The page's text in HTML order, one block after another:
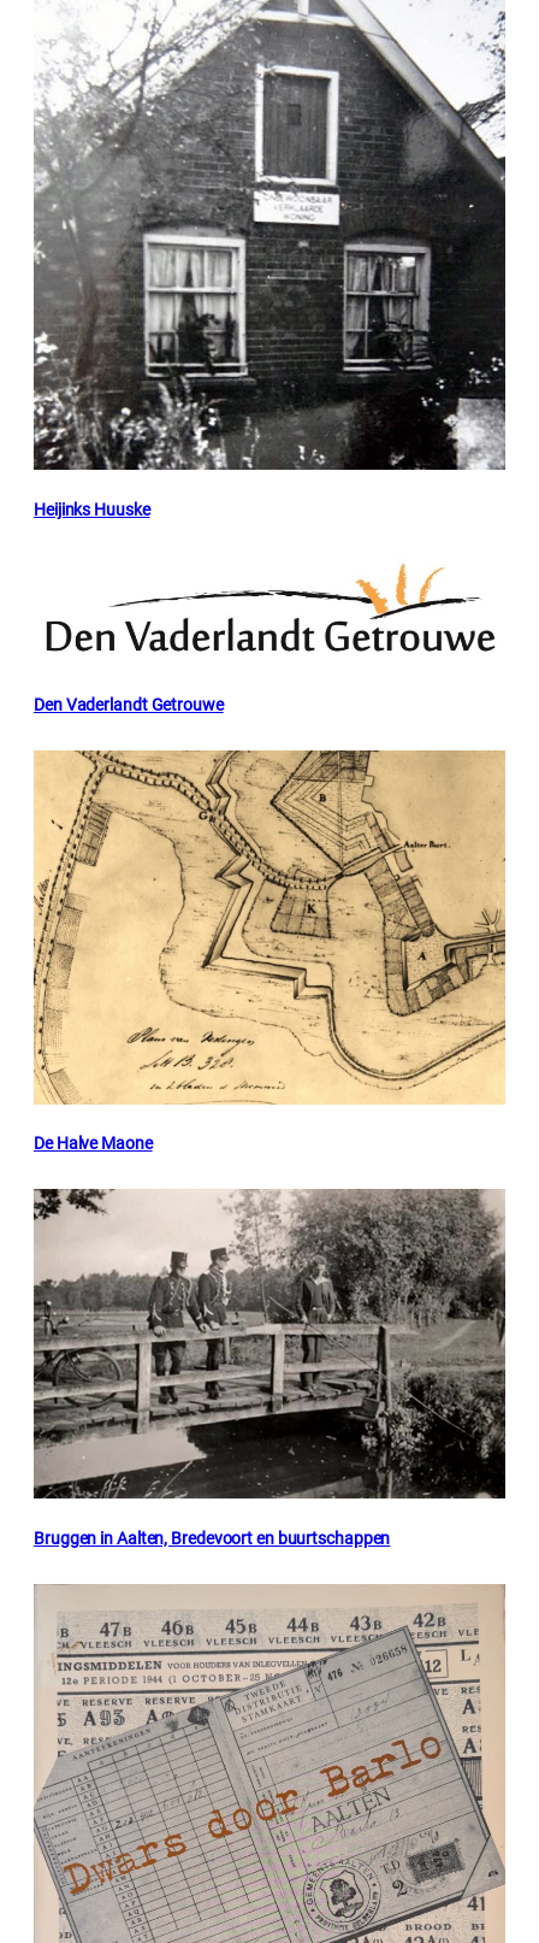
Heijinks Huuske
Den Vaderlandt Getrouwe
De Halve Maone
Bruggen in Aalten, Bredevoort en buurtschappen